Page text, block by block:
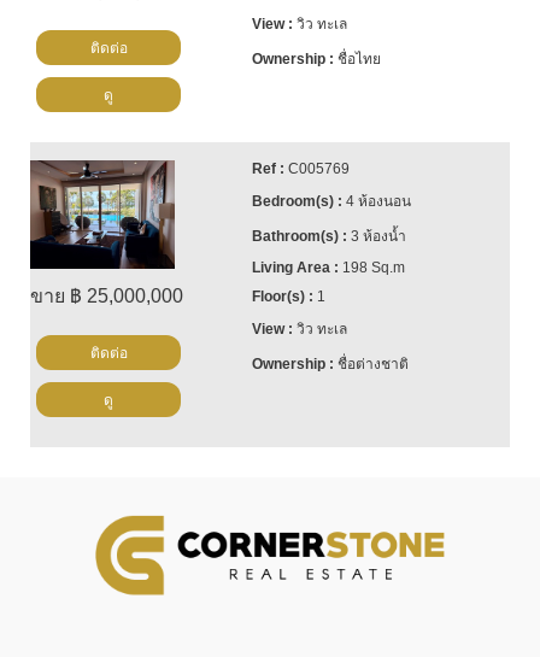
วิว ทะเล
ชื่อไทย
ติดต่อ
ดู
ขาย ฿ 25,000,000
C005769
4 ห้องนอน
3 ห้องน้ำ
198 Sq.m
1
วิว ทะเล
ชื่อต่างชาติ
ติดต่อ
ดู